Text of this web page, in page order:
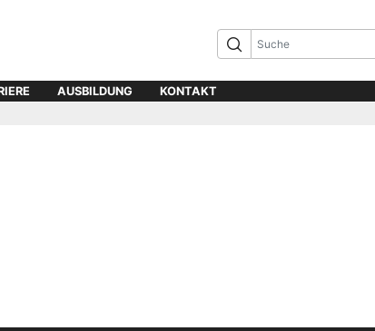
AUSBILDUNG KONTAKT